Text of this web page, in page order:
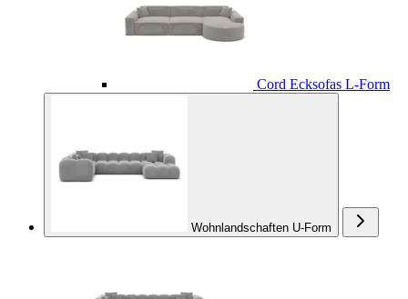
Cord Ecksofas L-Form
Wohnlandschaften U-Form